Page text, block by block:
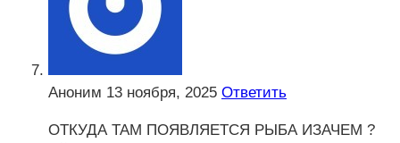
Аноним 13 ноября, 2025 Ответить
ОТКУДА ТАМ ПОЯВЛЯЕТСЯ РЫБА ИЗАЧЕМ ?